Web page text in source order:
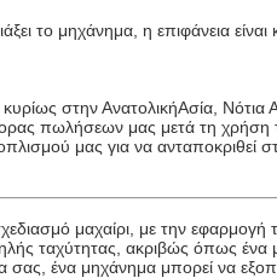
το μηχάνημα, η επιφάνεια είναι
στην ΑνατολικήΑσία,
πωλήσεων μας μετά τη
μας για να ανταποκριθεί
μαχαίρι, με την
ταχύτητας, ακριβώς όπως
ένα μηχάνημα μπορεί να